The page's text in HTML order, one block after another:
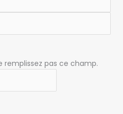
remplissez pas ce champ.